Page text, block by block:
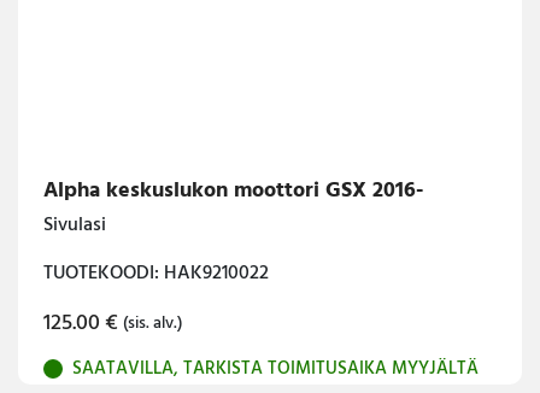
Alpha keskuslukon moottori GSX 2016-
Sivulasi
TUOTEKOODI: HAK9210022
125.00€ (sis. alv.)
SAATAVILLA, TARKISTA TOIMITUSAIKA MYYJÄLTÄ